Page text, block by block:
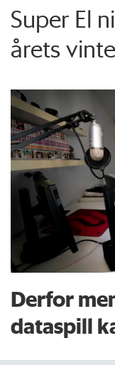
Super El
årets
Derfor
dataspill